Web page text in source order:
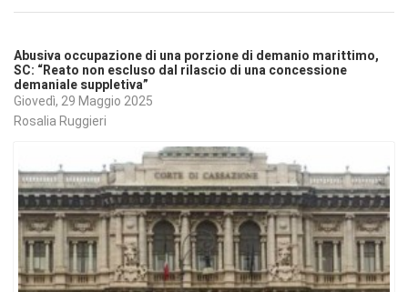
Abusiva occupazione di una porzione di demanio marittimo,
SC: “Reato non escluso dal rilascio di una concessione
demaniale suppletiva”
Giovedì, 29 Maggio 2025
Rosalia Ruggieri